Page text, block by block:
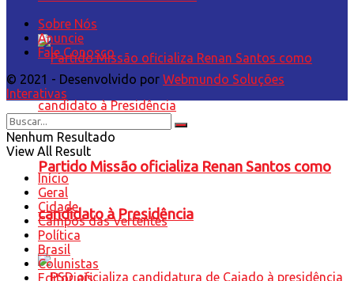
Partido Missão oficializa Renan Santos como
candidato à Presidência
Sobre Nós
Anuncie
Fale Conosco
© 2021 - Desenvolvido por Webmundo Soluções
Interativas
Nenhum Resultado
View All Result
Início
Geral
Cidade
Campos das Vertentes
Política
Brasil
Colunistas